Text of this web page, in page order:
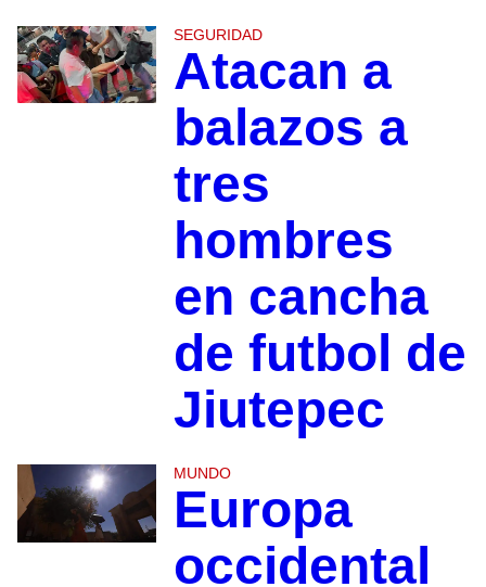
SEGURIDAD
Atacan a
balazos a
tres
hombres
en cancha
de futbol de
Jiutepec
MUNDO
Europa
occidental